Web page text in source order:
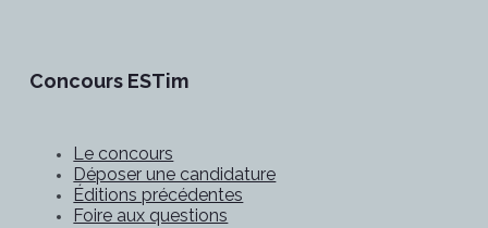
Concours ESTim
Le concours
Déposer une candidature
Éditions précédentes
Foire aux questions